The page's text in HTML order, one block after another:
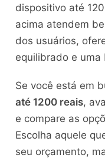
dispositivo até
acima atendem
dos usuários,
equilibrado e uma
Se você está em
até 1200 reais,
e compare as
Escolha aquele
seu orçamento,